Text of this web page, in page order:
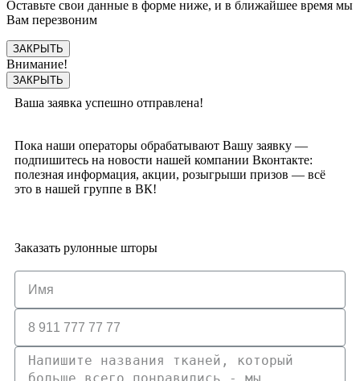
Оставьте свои данные в форме ниже, и в ближайшее время мы
Вам перезвоним
ЗАКРЫТЬ
Внимание!
ЗАКРЫТЬ
Ваша заявка успешно отправлена!
Пока наши операторы обрабатывают Вашу заявку —
подпишитесь на новости нашей компании Вконтакте:
полезная информация, акции, розыгрыши призов — всё
это в нашей группе в ВК!
Заказать рулонные шторы